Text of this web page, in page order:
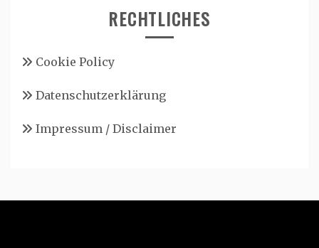
RECHTLICHES
Cookie Policy
Datenschutzerklärung
Impressum / Disclaimer